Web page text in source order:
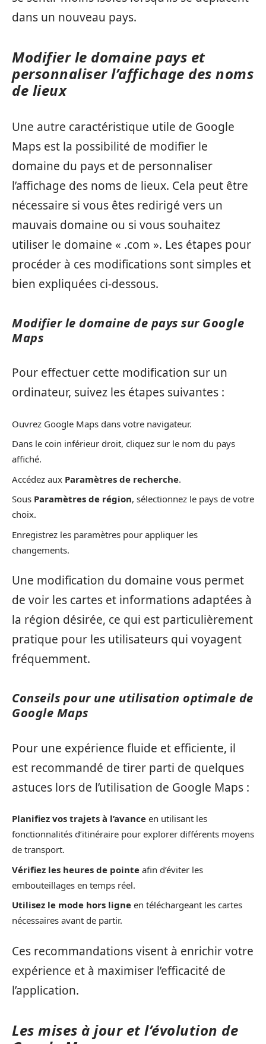
dans un nouveau pays.
Modifier le domaine pays et
personnaliser l’affichage des noms
de lieux
Une autre caractéristique utile de Google
Maps est la possibilité de modifier le
domaine du pays et de personnaliser
l’affichage des noms de lieux. Cela peut être
nécessaire si vous êtes redirigé vers un
mauvais domaine ou si vous souhaitez
utiliser le domaine « .com ». Les étapes pour
procéder à ces modifications sont simples et
bien expliquées ci-dessous.
Modifier le domaine de pays sur Google
Maps
Pour effectuer cette modification sur un
ordinateur, suivez les étapes suivantes :
Ouvrez Google Maps dans votre navigateur.
Dans le coin inférieur droit, cliquez sur le nom du pays
affiché.
Accédez aux Paramètres de recherche.
Sous Paramètres de région, sélectionnez le pays de votre
choix.
Enregistrez les paramètres pour appliquer les
changements.
Une modification du domaine vous permet
de voir les cartes et informations adaptées à
la région désirée, ce qui est particulièrement
pratique pour les utilisateurs qui voyagent
fréquemment.
Conseils pour une utilisation optimale de
Google Maps
Pour une expérience fluide et efficiente, il
est recommandé de tirer parti de quelques
astuces lors de l’utilisation de Google Maps :
Planifiez vos trajets à l’avance en utilisant les
fonctionnalités d’itinéraire pour explorer différents moyens
de transport.
Vérifiez les heures de pointe afin d’éviter les
embouteillages en temps réel.
Utilisez le mode hors ligne en téléchargeant les cartes
nécessaires avant de partir.
Ces recommandations visent à enrichir votre
expérience et à maximiser l’efficacité de
l’application.
Les mises à jour et l’évolution de